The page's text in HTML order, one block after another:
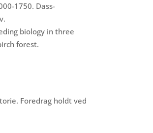
1750. Dass-
biology in three
forest.
Foredrag holdt ved